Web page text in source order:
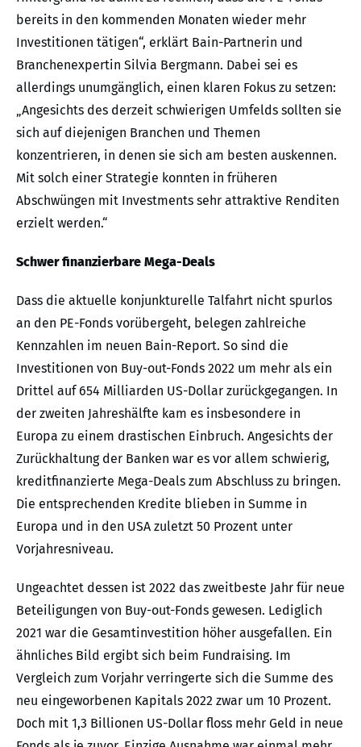
bereits in den kommenden Monaten wieder mehr
Investitionen tätigen“, erklärt Bain-Partnerin und
Branchenexpertin Silvia Bergmann. Dabei sei es
allerdings unumgänglich, einen klaren Fokus zu setzen:
„Angesichts des derzeit schwierigen Umfelds sollten sie
sich auf diejenigen Branchen und Themen
konzentrieren, in denen sie sich am besten auskennen.
Mit solch einer Strategie konnten in früheren
Abschwüngen mit Investments sehr attraktive Renditen
erzielt werden.“
Schwer finanzierbare Mega-Deals
Dass die aktuelle konjunkturelle Talfahrt nicht spurlos
an den PE-Fonds vorübergeht, belegen zahlreiche
Kennzahlen im neuen Bain-Report. So sind die
Investitionen von Buy-out-Fonds 2022 um mehr als ein
Drittel auf 654 Milliarden US-Dollar zurückgegangen. In
der zweiten Jahreshälfte kam es insbesondere in
Europa zu einem drastischen Einbruch. Angesichts der
Zurückhaltung der Banken war es vor allem schwierig,
kreditfinanzierte Mega-Deals zum Abschluss zu bringen.
Die entsprechenden Kredite blieben in Summe in
Europa und in den USA zuletzt 50 Prozent unter
Vorjahresniveau.
Ungeachtet dessen ist 2022 das zweitbeste Jahr für neue
Beteiligungen von Buy-out-Fonds gewesen. Lediglich
2021 war die Gesamtinvestition höher ausgefallen. Ein
ähnliches Bild ergibt sich beim Fundraising. Im
Vergleich zum Vorjahr verringerte sich die Summe des
neu eingeworbenen Kapitals 2022 zwar um 10 Prozent.
Doch mit 1,3 Billionen US-Dollar floss mehr Geld in neue